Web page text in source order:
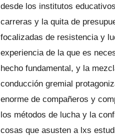
desde los institutos
carreras y la quita de
focalizadas de resistencia y
experiencia de la que es
hecho fundamental, y la
conducción gremial
enorme de compañeros y
los métodos de lucha y la
cosas que asusten a lxs